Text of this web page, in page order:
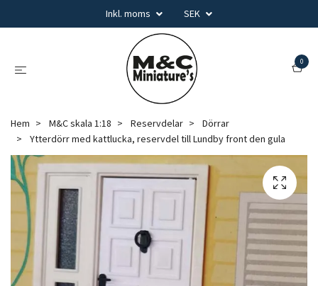
Inkl. moms SEK
0
Hem M&C skala 1:18 Reservdelar
Dörrar
Ytterdörr med kattlucka, reservdel till Lundby front den gula